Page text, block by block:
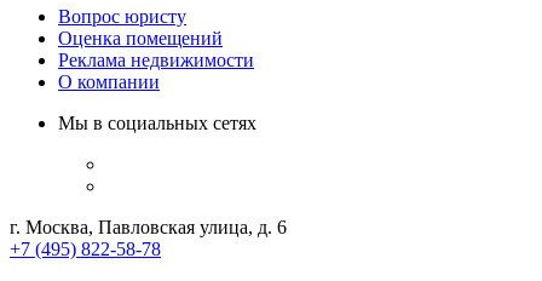
Вопрос юристу
Оценка помещений
Реклама недвижимости
О компании
Мы в социальных сетях
г. Москва, Павловская улица, д. 6
+7 (495) 822-58-78